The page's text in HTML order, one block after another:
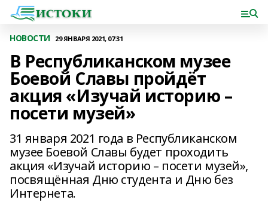
НОВОСТИ 29 ЯНВАРЯ 2021, 07:31
В Республиканском музее
Боевой Славы пройдёт
акция «Изучай историю –
посети музей»
31 января 2021 года в Республиканском
музее Боевой Славы будет проходить
акция «Изучай историю – посети музей»,
посвящённая Дню студента и Дню без
Интернета.